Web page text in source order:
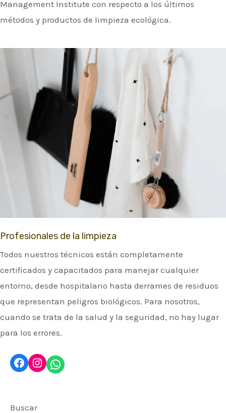
Management Institute con respecto a los últimos
métodos y productos de limpieza ecológica.
Profesionales de la limpieza
Todos nuestros técnicos están completamente
certificados y capacitados para manejar cualquier
entorno, desde hospitalario hasta derrames de residuos
que representan peligros biológicos. Para nosotros,
cuando se trata de la salud y la seguridad, no hay lugar
para los errores.
Facebook Instagram WhatsApp
Buscar